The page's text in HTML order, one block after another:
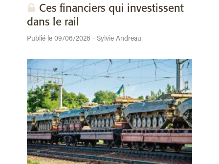
Ces financiers qui investissent
dans le rail
Publié le 09/06/2026 - Sylvie Andreau